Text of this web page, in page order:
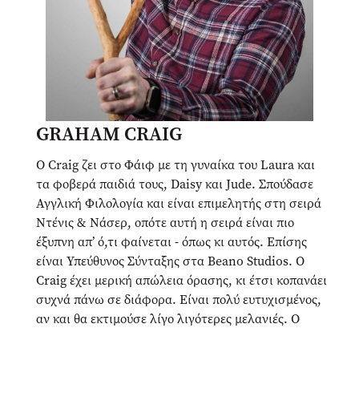
GRAHAM CRAIG
Ο Craig ζει στο Φάιφ με τη γυναίκα του Laura και
τα φοβερά παιδιά τους, Daisy και Jude. Σπούδασε
Αγγλική Φιλολογία και είναι επιμελητής στη σειρά
Ντένις & Νάσερ, οπότε αυτή η σειρά είναι πιο
έξυπνη απ’ ό,τι φαίνεται - όπως κι αυτός. Επίσης
είναι Υπεύθυνος Σύνταξης στα Beano Studios. Ο
Craig έχει μερική απώλεια όρασης, κι έτσι κοπανάει
συχνά πάνω σε διάφορα. Είναι πολύ ευτυχισμένος,
αν και θα εκτιμούσε λίγο λιγότερες μελανιές. Ο